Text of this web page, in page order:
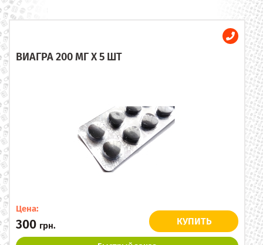
ВИАГРА 200 МГ X 5 ШТ
Цена:
300 грн. КУПИТЬ